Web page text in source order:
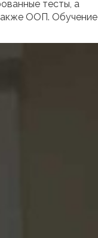
тесты, а
ООП. Обучение